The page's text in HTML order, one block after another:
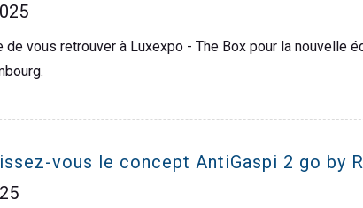
de vous retrouver à Luxexpo - The Box pour la nouvelle
vous le concept AntiGaspi 2 go by